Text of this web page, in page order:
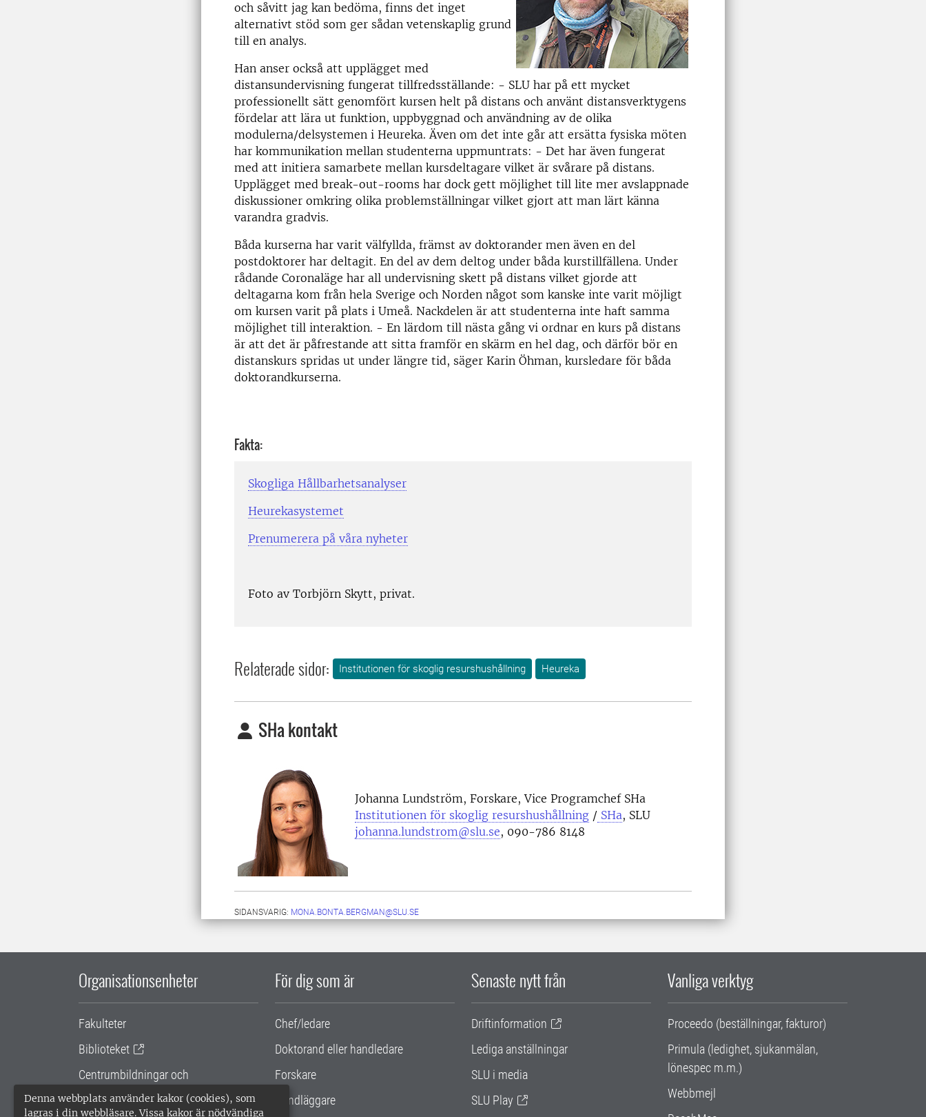
Denna webbplats använder kakor (cookies), som
lagras i din webbläsare. Vissa kakor är nödvändiga
och såvitt jag kan bedöma, finns det inget
alternativt stöd som ger sådan vetenskaplig grund
till en analys.
Han anser också att upplägget med
distansundervisning fungerat tillfredsställande: - SLU har på ett mycket
professionellt sätt genomfört kursen helt på distans och använt distansverktygens
fördelar att lära ut funktion, uppbyggnad och användning av de olika
modulerna/delsystemen i Heureka. Även om det inte går att ersätta fysiska möten
har kommunikation mellan studenterna uppmuntrats: - Det har även fungerat
med att initiera samarbete mellan kursdeltagare vilket är svårare på distans.
Upplägget med break-out-rooms har dock gett möjlighet till lite mer avslappnade
diskussioner omkring olika problemställningar vilket gjort att man lärt känna
varandra gradvis.
Båda kurserna har varit välfyllda, främst av doktorander men även en del
postdoktorer har deltagit. En del av dem deltog under båda kurstillfällena. Under
rådande Coronaläge har all undervisning skett på distans vilket gjorde att
deltagarna kom från hela Sverige och Norden något som kanske inte varit möjligt
om kursen varit på plats i Umeå. Nackdelen är att studenterna inte haft samma
möjlighet till interaktion. - En lärdom till nästa gång vi ordnar en kurs på distans
är att det är påfrestande att sitta framför en skärm en hel dag, och därför bör en
distanskurs spridas ut under längre tid, säger Karin Öhman, kursledare för båda
doktorandkurserna.
Fakta:
Skogliga Hållbarhetsanalyser
Heurekasystemet
Prenumerera på våra nyheter
Foto av Torbjörn Skytt, privat.
Relaterade sidor: Institutionen för skoglig resurshushållning Heureka
SHa kontakt
Johanna Lundström, Forskare, Vice Programchef SHa
Institutionen för skoglig resurshushållning / SHa, SLU
johanna.lundstrom@slu.se, 090-786 8148
SIDANSVARIG: MONA.BONTA.BERGMAN@SLU.SE
Organisationsenheter
Fakulteter
Biblioteket
Centrumbildningar och
samarbetsprojekt
För dig som är
Chef/ledare
Doktorand eller handledare
Forskare
Handläggare
Senaste nytt från
Driftinformation
Lediga anställningar
SLU i media
SLU Play
Vanliga verktyg
Proceedo (beställningar, fakturor)
Primula (ledighet, sjukanmälan,
lönespec m.m.)
Webbmejl